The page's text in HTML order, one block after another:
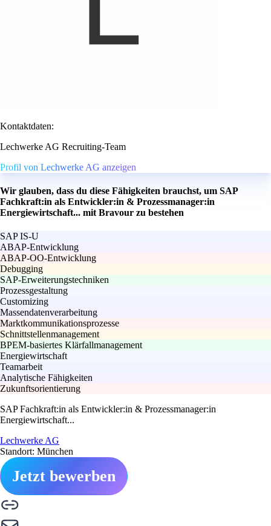
Kontaktdaten:
Lechwerke AG Recruiting-Team
Profil von Lechwerke AG anzeigen
Wir glauben, dass du diese Fähigkeiten brauchst, um SAP
Fachkraft:in als Entwickler:in & Prozessmanager:in
Energiewirtschaft... mit Bravour zu bestehen
SAP IS-U
ABAP-Entwicklung
ABAP-OO-Entwicklung
Debugging
SAP-Erweiterungstechniken
Prozessgestaltung
Customizing
Massendatenverarbeitung
Marktkommunikationsprozesse
Schnittstellenmanagement
BPEM-basiertes Klärfallmanagement
Energiewirtschaft
Teamarbeit
Analytische Fähigkeiten
Zukunftsorientierung
SAP Fachkraft:in als Entwickler:in & Prozessmanager:in
Energiewirtschaft...
Lechwerke AG
Standort: München
Jetzt bewerben